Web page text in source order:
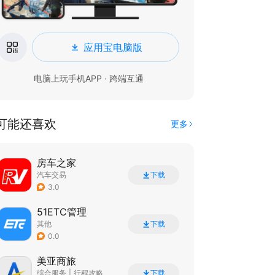
应用宝电脑版
电脑上玩手机APP · 跨端互通
能还喜欢 更多
房车之家
汽车交易
3.0
下载
51ETC管理
其他
0.0
下载
美亚商旅
综合服务 行程攻略 下载